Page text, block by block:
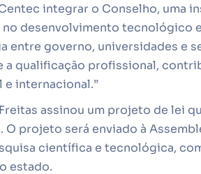
integrar o Conselho, uma
desenvolvimento tecnológico
entre governo, universidades e
a qualificação profissional,
e internacional.”
assinou um projeto de lei
projeto será enviado à
científica e tecnológica,
estado.